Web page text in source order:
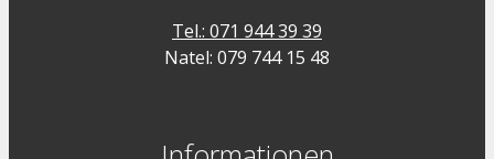
Tel.: 071 944 39 39
Natel: 079 744 15 48